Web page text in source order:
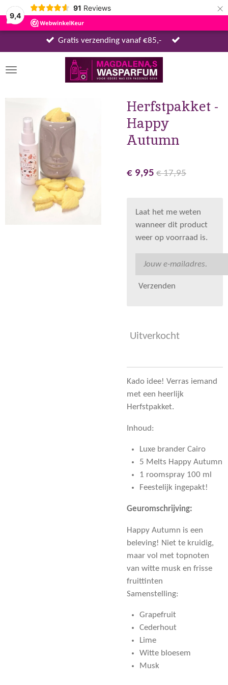
9,4
91 Reviews ×
Gratis verzending vanaf €85,-
Herfstpakket -
Happy
Autumn
€ 9,95 € 17,95
Laat het me weten
wanneer dit product
weer op voorraad is.
Verzenden
Uitverkocht
Kado idee! Verras iemand
met een heerlijk
Herfstpakket.
Inhoud:
Luxe brander Cairo
5 Melts Happy Autumn
1 roomspray 100 ml
Feestelijk ingepakt!
Geuromschrijving:
Happy Autumn is een
beleving! Niet te kruidig,
maar vol met topnoten
van witte musk en frisse
fruittinten
Samenstelling:
Grapefruit
Cederhout
Lime
Witte bloesem
Musk